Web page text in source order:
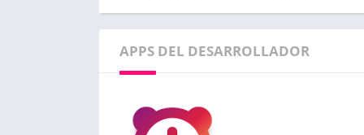
APPS DEL DESARROLLADOR